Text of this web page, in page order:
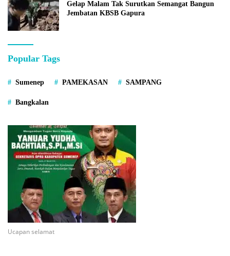
Gelap Malam Tak Surutkan Semangat Bangun
Jembatan KBSB Gapura
Popular Tags
Sumenep PAMEKASAN SAMPANG
Bangkalan
Ucapan selamat